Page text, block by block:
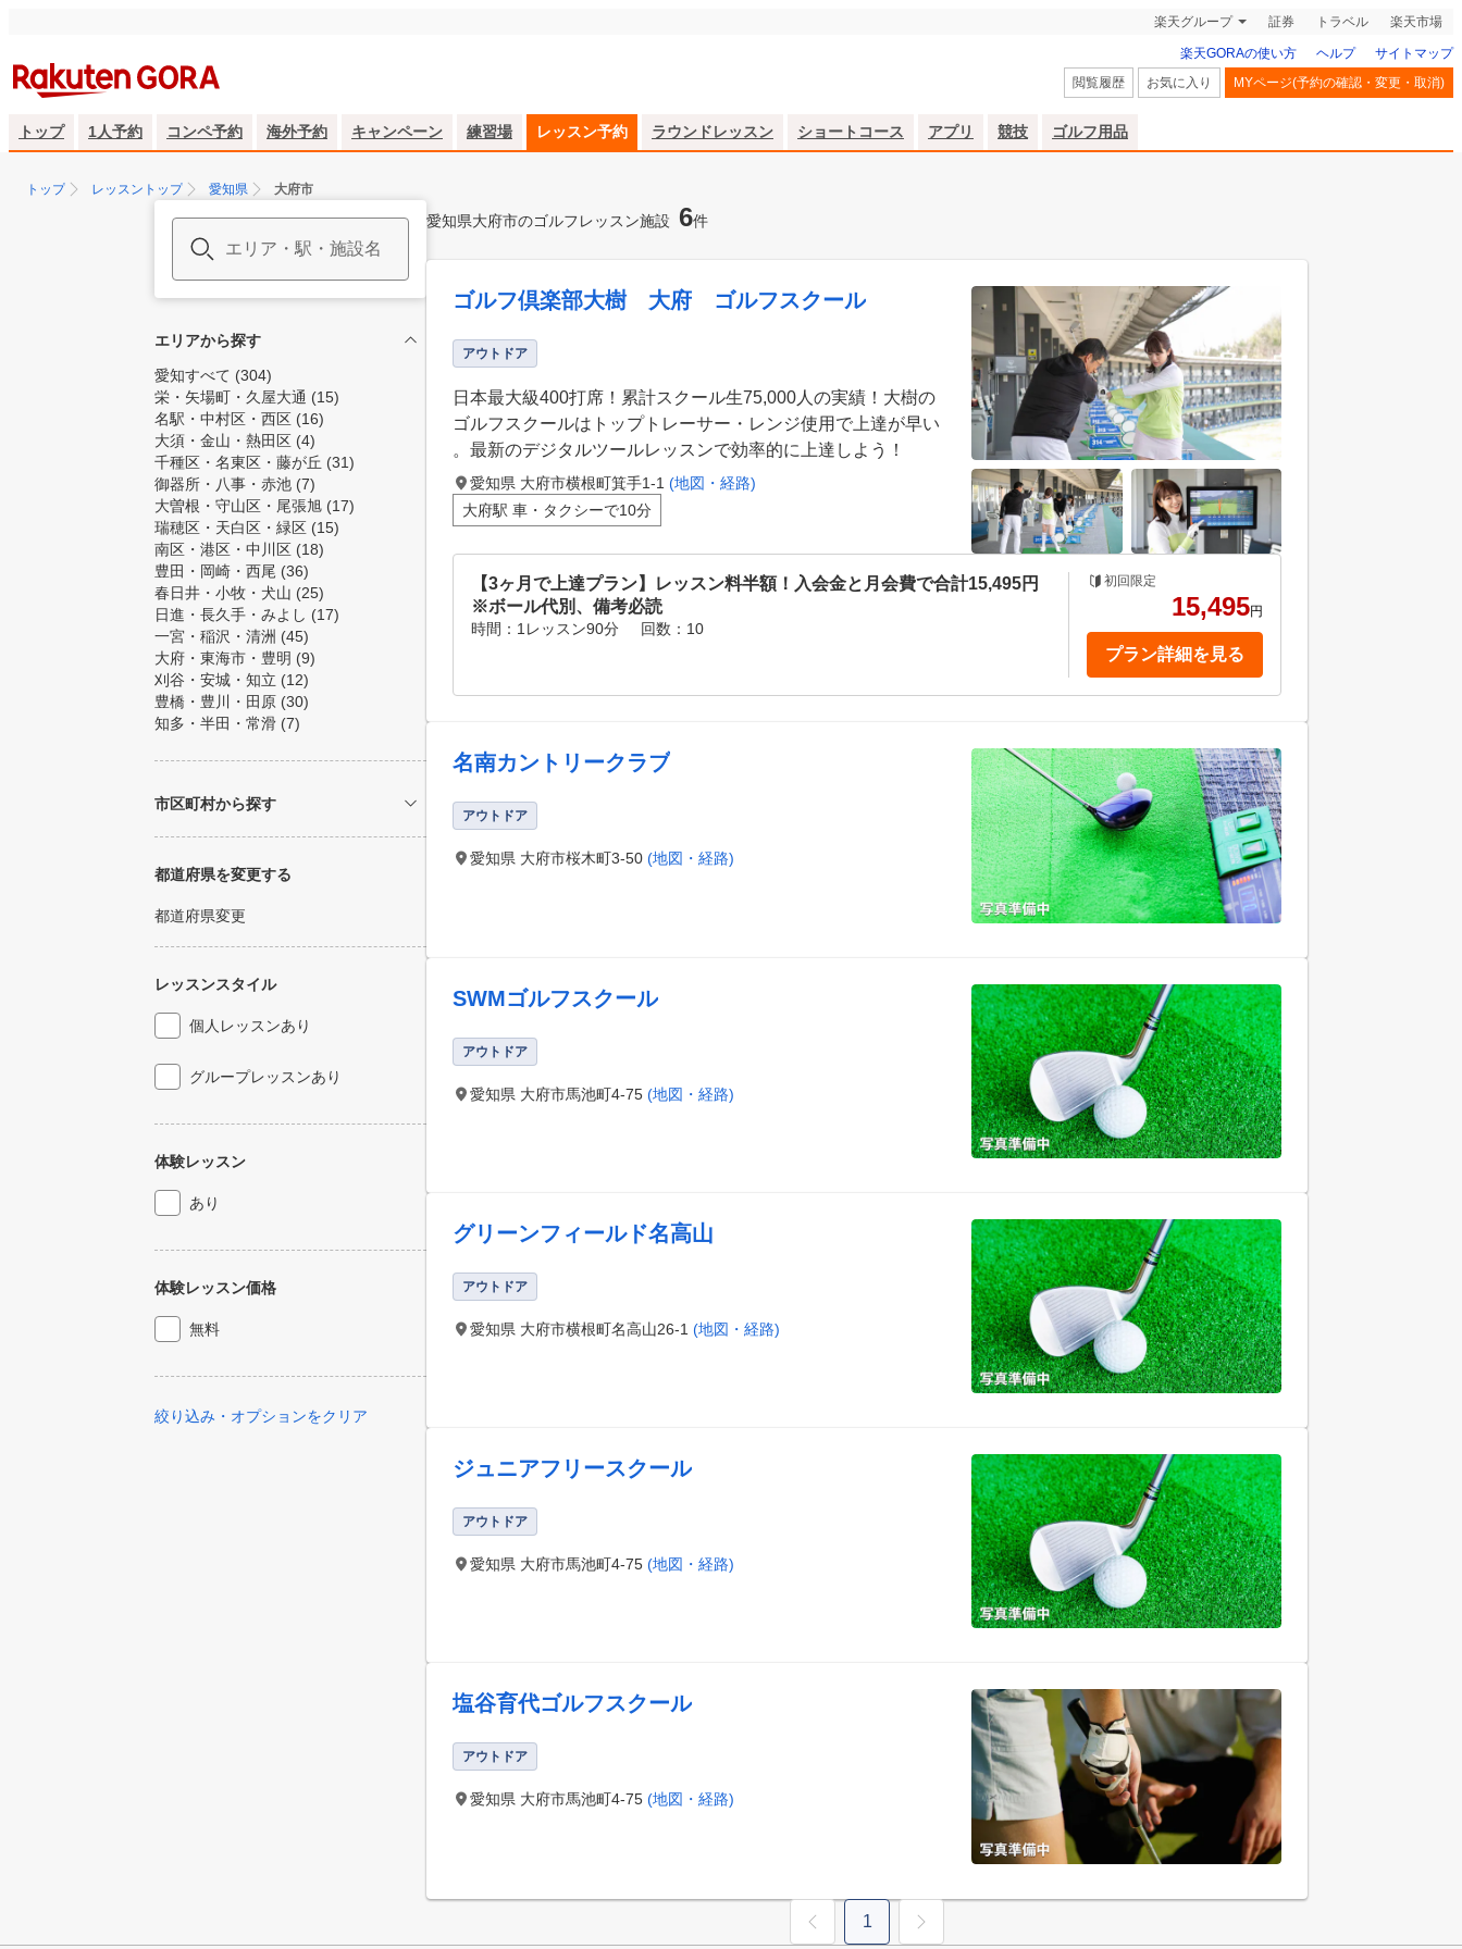
楽天グループ 証券 トラベル 楽天市場
楽天GORAの使い方 ヘルプ
サイトマップ
閲覧履歴
お気に入り MYページ(予約の確認・変更・取消)
トップ 1人予約 コンペ予約 海外予約 キャンペーン 練習場 レッスン予約 ラウンドレッスン ショートコース アプリ 競技 ゴルフ用品
トップ レッスントップ 愛知県 大府市
エリアから探す
愛知すべて (304)
栄・矢場町・久屋大通 (15)
名駅・中村区・西区 (16)
大須・金山・熱田区 (4)
千種区・名東区・藤が丘 (31)
御器所・八事・赤池 (7)
大曽根・守山区・尾張旭 (17)
瑞穂区・天白区・緑区 (15)
南区・港区・中川区 (18)
豊田・岡崎・西尾 (36)
春日井・小牧・犬山 (25)
日進・長久手・みよし (17)
一宮・稲沢・清洲 (45)
大府・東海市・豊明 (9)
刈谷・安城・知立 (12)
豊橋・豊川・田原 (30)
知多・半田・常滑 (7)
市区町村から探す
都道府県を変更する
都道府県変更
レッスンスタイル
個人レッスンあり
グループレッスンあり
体験レッスン
あり
体験レッスン価格
無料
絞り込み・オプションをクリア
愛知県大府市のゴルフレッスン施設 6件
ゴルフ倶楽部大樹 大府 ゴルフスクール
アウトドア
日本最大級400打席！累計スクール生75,000人の実績！大樹の
ゴルフスクールはトップトレーサー・レンジ使用で上達が早い
。最新のデジタルツールレッスンで効率的に上達しよう！
愛知県 大府市横根町箕手1-1 (地図・経路)
大府駅 車・タクシーで10分
【3ヶ月で上達プラン】レッスン料半額！入会金と月会費で合計15,495円
※ボール代別、備考必読
時間：1レッスン90分 回数：10
初回限定
15,495円
プラン詳細を見る
名南カントリークラブ
アウトドア
愛知県 大府市桜木町3-50 (地図・経路)
SWMゴルフスクール
アウトドア
愛知県 大府市馬池町4-75 (地図・経路)
グリーンフィールド名高山
アウトドア
愛知県 大府市横根町名高山26-1 (地図・経路)
ジュニアフリースクール
アウトドア
愛知県 大府市馬池町4-75 (地図・経路)
塩谷育代ゴルフスクール
アウトドア
愛知県 大府市馬池町4-75 (地図・経路)
1